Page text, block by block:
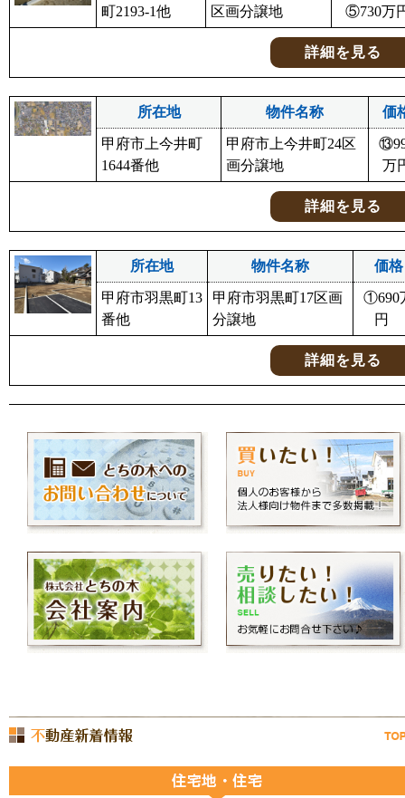
町2193-1他 区画分譲地 ⑤730万
詳細を見る
所在地 物件名称 価
甲府市上今井町
1644番他
甲府市上今井町24区
画分譲地
万
詳細を見る
所在地 物件名称 価格
甲府市羽黒町13
番他
甲府市羽黒町17区画
分譲地
①690
円
詳細を見る